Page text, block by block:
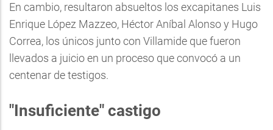
En cambio, resultaron absueltos los excapitanes Luis
Enrique López Mazzeo, Héctor Aníbal Alonso y Hugo
Correa, los únicos junto con Villamide que fueron
llevados a juicio en un proceso que convocó a un
centenar de testigos.
"Insuficiente" castigo